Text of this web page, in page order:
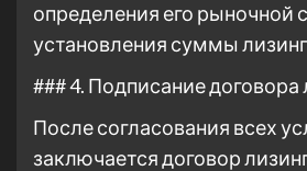
определения его рыночной
установления суммы
### 4. Подписание договора
После согласования всех
заключается договор